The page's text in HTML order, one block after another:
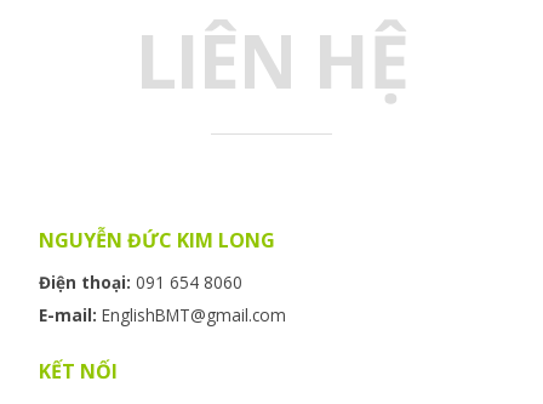
LIÊN HỆ
NGUYỄN ĐỨC KIM LONG
Điện thoại: 091 654 8060
E-mail: EnglishBMT@gmail.com
KẾT NỐI